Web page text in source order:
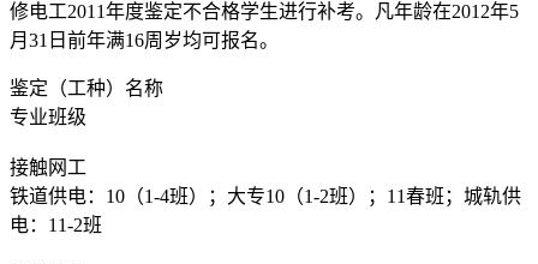
修电工2011年度鉴定不合格学生进行补考。凡年龄在2012年5
月31日前年满16周岁均可报名。
鉴定（工种）名称
专业班级
接触网工
铁道供电：10（1-4班）；大专10（1-2班）；11春班；城轨供
电：11-2班